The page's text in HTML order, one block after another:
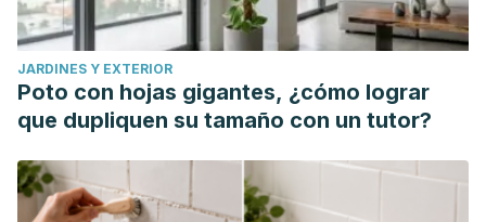
JARDINES Y EXTERIOR
Poto con hojas gigantes, ¿cómo lograr
que dupliquen su tamaño con un tutor?